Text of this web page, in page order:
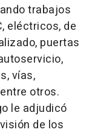
trabajos
eléctricos, de
puertas
vías,
otros.
le adjudicó
de los